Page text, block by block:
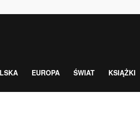
EUROPA ŚWIAT KSIĄŻKI